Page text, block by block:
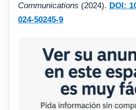
Communications (2024). DOI:
024-50245-9